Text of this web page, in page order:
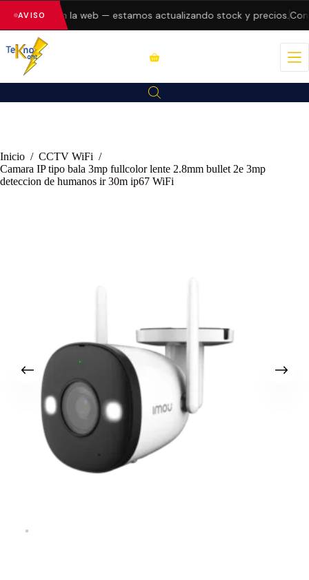
AVISO
errores en la web — estamos actualizando stock y precios.
Inicio / CCTV WiFi /
Camara IP tipo bala 3mp fullcolor lente 2.8mm bullet 2e 3mp
deteccion de humanos ir 30m ip67 WiFi